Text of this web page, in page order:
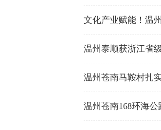
文化产业赋能！温
温州泰顺获浙江省
温州苍南马鞍村扎
温州苍南168环海